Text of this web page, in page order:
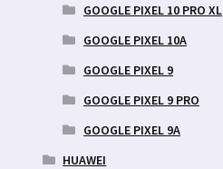
GOOGLE PIXEL 10 PRO XL
GOOGLE PIXEL 10A
GOOGLE PIXEL 9
GOOGLE PIXEL 9 PRO
GOOGLE PIXEL 9A
HUAWEI